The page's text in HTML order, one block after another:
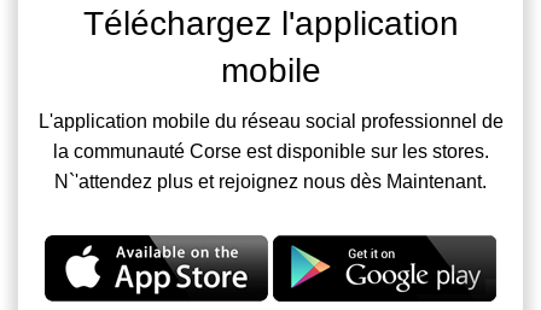
Téléchargez l'application
mobile
L'application mobile du réseau social professionnel de
la communauté Corse est disponible sur les stores.
N`'attendez plus et rejoignez nous dès Maintenant.